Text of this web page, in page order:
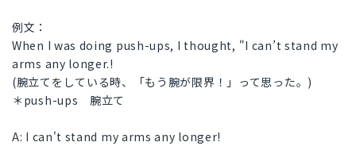
例文：
When I was doing push-ups, I thought, "I can’t stand my
arms any longer.!
(腕立てをしている時、「もう腕が限界！」って思った。)
＊push-ups 腕立て
A: I can't stand my arms any longer!